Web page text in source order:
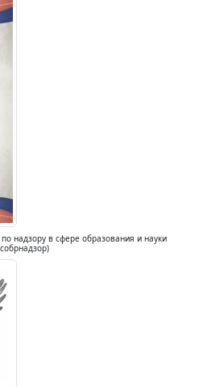
надзору в сфере образования и науки